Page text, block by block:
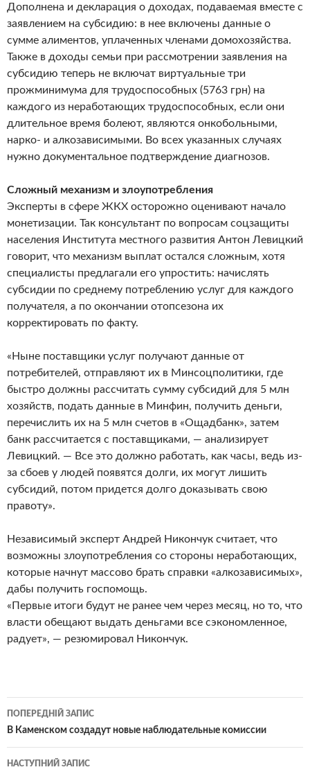
Дополнена и декларация о доходах, подаваемая вместе с
заявлением на субсидию: в нее включены данные о
сумме алиментов, уплаченных членами домохозяйства.
Также в доходы семьи при рассмотрении заявления на
субсидию теперь не включат виртуальные три
прожминимума для трудоспособных (5763 грн) на
каждого из неработающих трудоспособных, если они
длительное время болеют, являются онкобольными,
нарко- и алкозависимыми. Во всех указанных случаях
нужно документальное подтверждение диагнозов.
Сложный механизм и злоупотребления
Эксперты в сфере ЖКХ осторожно оценивают начало
монетизации. Так консультант по вопросам соцзащиты
населения Института местного развития Антон Левицкий
говорит, что механизм выплат остался сложным, хотя
специалисты предлагали его упростить: начислять
субсидии по среднему потреблению услуг для каждого
получателя, а по окончании отопсезона их
корректировать по факту.
«Ныне поставщики услуг получают данные от
потребителей, отправляют их в Минсоцполитики, где
быстро должны рассчитать сумму субсидий для 5 млн
хозяйств, подать данные в Минфин, получить деньги,
перечислить их на 5 млн счетов в «Ощадбанк», затем
банк рассчитается с поставщиками, — анализирует
Левицкий. — Все это должно работать, как часы, ведь из-
за сбоев у людей появятся долги, их могут лишить
субсидий, потом придется долго доказывать свою
правоту».
Независимый эксперт Андрей Никончук считает, что
возможны злоупотребления со стороны неработающих,
которые начнут массово брать справки «алкозависимых»,
дабы получить госпомощь.
«Первые итоги будут не ранее чем через месяц, но то, что
власти обещают выдать деньгами все сэкономленное,
радует», — резюмировал Никончук.
Навігація
по
записам
ПОПЕРЕДНІЙ ЗАПИС
В Каменском создадут новые наблюдательные комиссии
НАСТУПНИЙ ЗАПИС